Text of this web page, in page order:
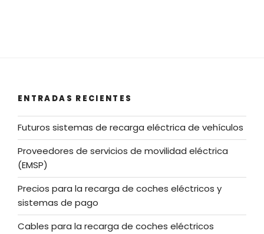
ENTRADAS RECIENTES
Futuros sistemas de recarga eléctrica de vehículos
Proveedores de servicios de movilidad eléctrica
(EMSP)
Precios para la recarga de coches eléctricos y
sistemas de pago
Cables para la recarga de coches eléctricos